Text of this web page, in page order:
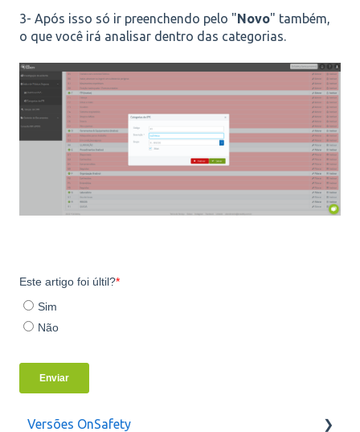
3- Após isso só ir preenchendo pelo "Novo" também,
o que você irá analisar dentro das categorias.
Versões OnSafety